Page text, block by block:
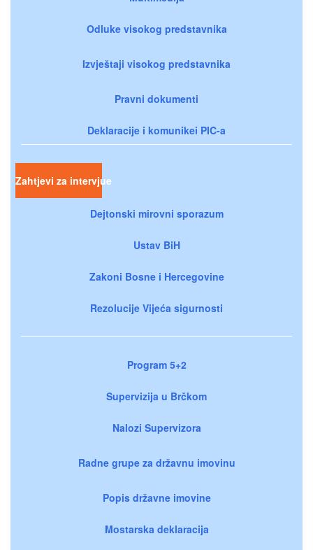
Odluke visokog predstavnika
Izvještaji visokog predstavnika
Pravni dokumenti
Deklaracije i komunikei PIC-a
Zahtjevi za intervjue
Dejtonski mirovni sporazum
Ustav BiH
Zakoni Bosne i Hercegovine
Rezolucije Vijeća sigurnosti
Program 5+2
Supervizija u Brčkom
Nalozi Supervizora
Radne grupe za državnu imovinu
Popis državne imovine
Mostarska deklaracija